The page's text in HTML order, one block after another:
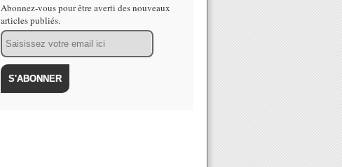
Abonnez-vous pour être averti des nouveaux
articles publiés.
Email